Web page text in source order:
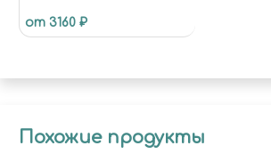
"ТОРНАДО"
от 3160 ₽
Похожие продукты